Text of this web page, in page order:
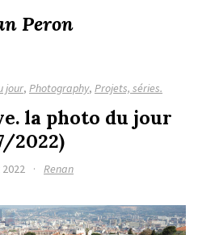
Peron
jour, Photography, Projets, séries.
la photo du jour
2022)
· Renan